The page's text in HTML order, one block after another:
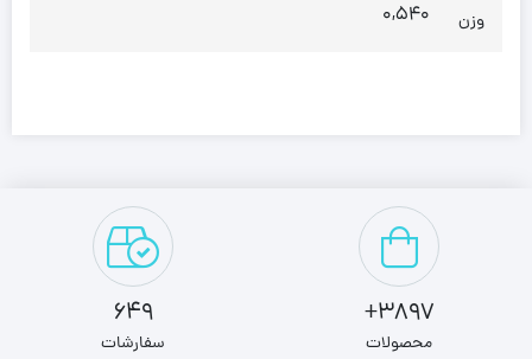
وزن 0,540
3897+
محصولات
649
سفارشات